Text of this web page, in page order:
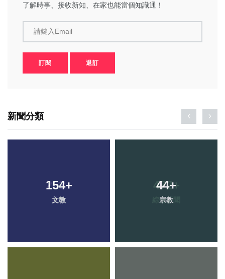
了解時事、接收新知、在家也能當個知識通！
請鍵入Email
訂閱 退訂
新聞分類
154+
文教
44+
宗教